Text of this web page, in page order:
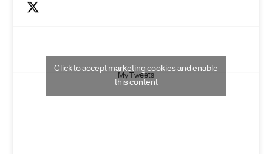
My Tweets
Click to accept marketing cookies and enable
this content